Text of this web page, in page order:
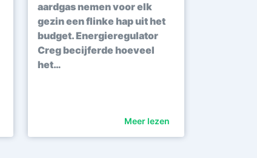
aardgas nemen voor elk
gezin een flinke hap uit het
budget. Energieregulator
Creg becijferde hoeveel
het…
Meer lezen